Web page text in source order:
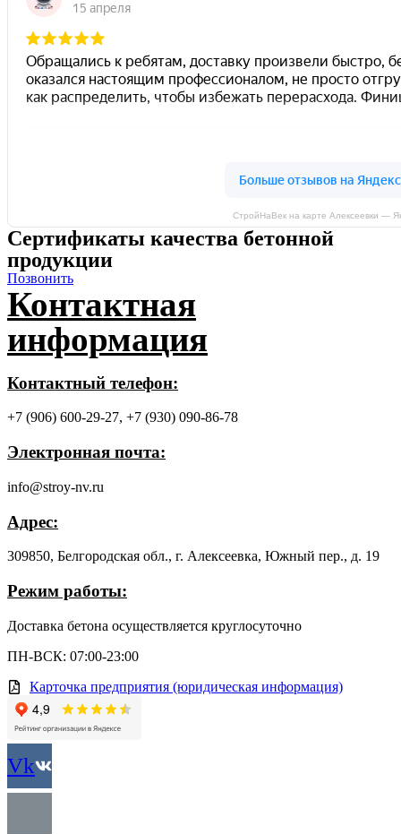
СтройНаВек на карте Алексеевки —
Сертификаты качества бетонной
продукции
Позвонить
Контактная
информация
Контактный телефон:
+7 (906) 600-29-27, +7 (930) 090-86-78
Электронная почта:
info@stroy-nv.ru
Адрес:
309850, Белгородская обл., г. Алексеевка, Южный пер., д. 19
Режим работы:
Доставка бетона осуществляется круглосуточно
ПН-ВСК: 07:00-23:00
Карточка предприятия (юридическая информация)
Vk